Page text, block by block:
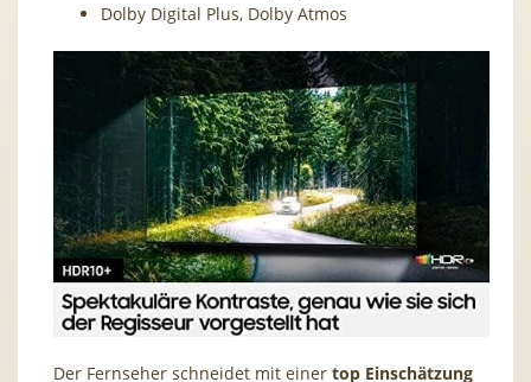
Dolby Digital Plus, Dolby Atmos
Der Fernseher schneidet mit einer top Einschätzung